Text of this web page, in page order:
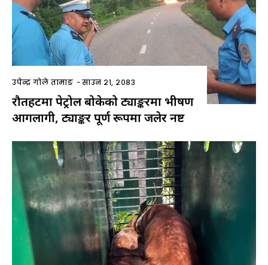
उपेन्द्र गोले तामाङ -साउन २१, २०८३
रौतहटमा पेट्रोल बोकेको ट्याङ्करमा भीषण
आगलागी, ट्याङ्कर पूर्ण रूपमा जलेर नष्ट